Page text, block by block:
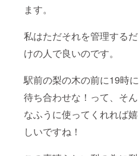
ます。
私はただそれを管理するだ
けの人で良いのです。
駅前の梨の木の前に19時に
待ち合わせな！って、そん
なふうに使ってくれれば嬉
しいですね！